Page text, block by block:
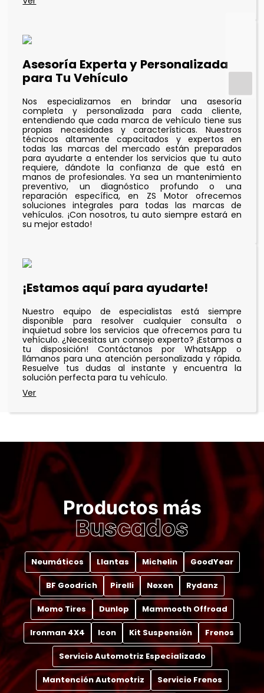
Asesoría Experta y Personalizada
para Tu Vehículo
Nos especializamos en brindar una asesoría
completa y personalizada para cada cliente,
entendiendo que cada marca de vehículo tiene sus
propias necesidades y características. Nuestros
técnicos altamente capacitados y expertos en
todas las marcas del mercado están preparados
para ayudarte a entender los servicios que tu auto
requiere, dándote la confianza de que está en
manos de profesionales. Ya sea un mantenimiento
preventivo, un diagnóstico profundo o una
reparación específica, en ZS Motor ofrecemos
soluciones integrales para todas las marcas de
vehículos. ¡Con nosotros, tu auto siempre estará en
su mejor estado!
¡Estamos aquí para ayudarte!
Nuestro equipo de especialistas está siempre
disponible para resolver cualquier consulta o
inquietud sobre los servicios que ofrecemos para tu
vehículo. ¿Necesitas un consejo experto? ¡Estamos a
tu disposición! Contáctanos por WhatsApp o
llámanos para una atención personalizada y rápida.
Resuelve tus dudas al instante y encuentra la
solución perfecta para tu vehículo.
Productos más
Buscados
Neumáticos Llantas Michelin GoodYear
BF Goodrich Pirelli Nexen Rydanz
Momo Tires Dunlop Mammooth Offroad
Ironman 4X4 Icon Kit Suspensión Frenos
Servicio Automotriz Especializado
Mantención Automotriz Servicio Frenos